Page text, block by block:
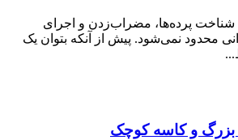
شناخت پرده‌ها، مضراب‌زدن و اجرای
محدود نمی‌شود. پیش از آنکه بتوان یک
بزرگ و کاسه کوچک